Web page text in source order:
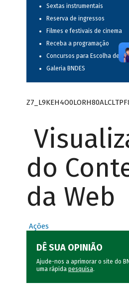
Sextas instrumentais
Reserva de ingressos
Filmes e festivais de cinema
Receba a programação
Concursos para Escolha de
Galeria BNDES
do
da Web
Ações
DÊ SUA OPINIÃO
Ajude-nos a aprimorar o site do
uma rápida pesquisa.